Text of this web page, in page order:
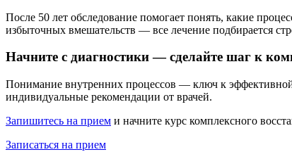
После 50 лет обследование помогает понять, какие
избыточных вмешательств — все лечение подбирается
Начните с диагностики — сделайте шаг к
Понимание внутренних процессов — ключ к
индивидуальные рекомендации от врачей.
Запишитесь на прием и начните курс комплексного
Записаться на прием